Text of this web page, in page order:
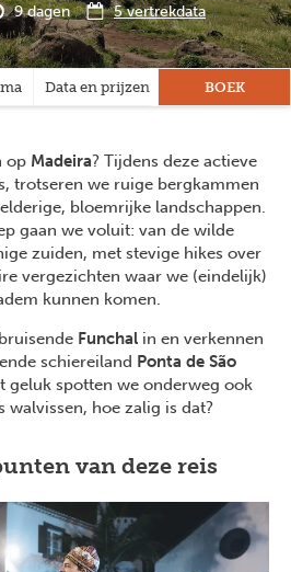
9 dagen
5 vertrekdata
Data en prijzen Praktisch
BOEK
op Madeira? Tijdens deze actieve
trotseren we ruige bergkammen
bloemrijke landschappen.
gaan we voluit: van de wilde
zuiden, met stevige hikes over
vergezichten waar we (eindelijk)
kunnen komen.
Funchal in en verkennen
schiereiland Ponta de São
geluk spotten we onderweg ook
walvissen, hoe zalig is dat?
van deze reis